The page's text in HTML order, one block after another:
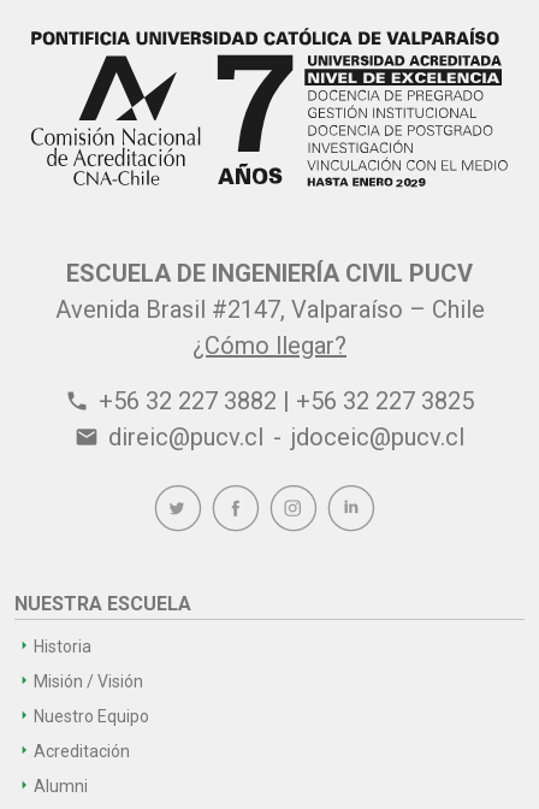
ESCUELA DE INGENIERÍA CIVIL PUCV
Avenida Brasil #2147, Valparaíso – Chile
¿Cómo llegar?
phone +56 32 227 3882 | +56 32 227 3825
email direic@pucv.cl - jdoceic@pucv.cl
NUESTRA ESCUELA
Historia
Misión / Visión
Nuestro Equipo
Acreditación
Alumni